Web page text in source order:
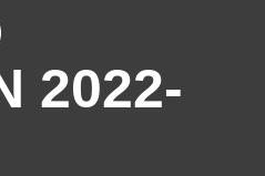
2022-